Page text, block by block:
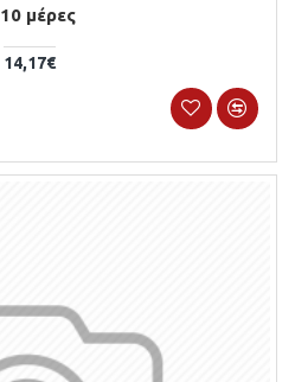
μέρες
14,17€